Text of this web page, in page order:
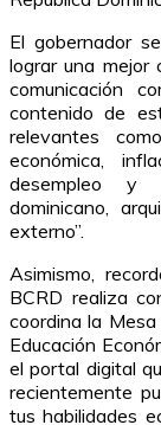
El gobernador
lograr una mejor
comunicación
contenido de
relevantes
económica,
desempleo y
dominicano,
externo”.
Asimismo,
BCRD realiza
coordina la
Educación
el portal digital
recientemente
tus habilidades